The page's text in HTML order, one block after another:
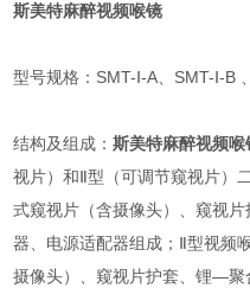
斯美特麻醉视频喉镜
型号规格：SMT-Ⅰ-A、SMT-Ⅰ-B
结构及组成：斯美特麻醉视频喉
视片）和Ⅱ型（可调节窥视片）
式窥视片（含摄像头）、窥视
器、电源适配器组成；Ⅱ型视频
摄像头）、窥视片护套、锂—聚